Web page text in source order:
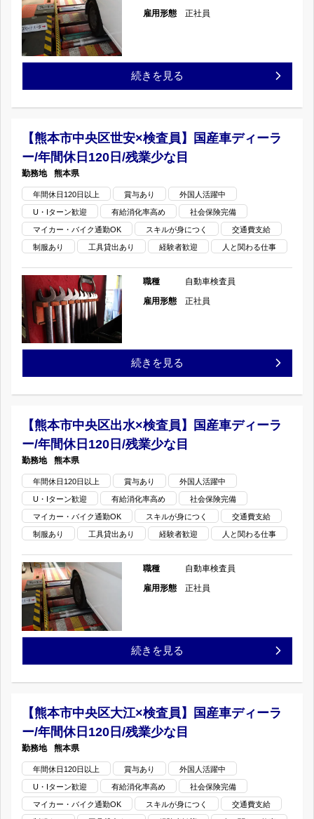
日/
残
少
目
検
国
車
デ
ィ
ー/
年
休
120
目
の
雇用形態
正社員
【八
市
本
野
町
×
検
国
デ
ー
ラ
ー/
休
日
日/
業
続きを見る
【熊本市中央区世安×検査員】国産車ディーラ
ー/年間休日120日/残業少な目
熊本県
年間休日120日以上 賞与あり 外国人活躍中
U・Iターン歓迎 有給消化率高め 社会保険完備
マイカー・バイク通勤OK スキルが身につく 交通費支給
制服あり 工具貸出あり 経験者歓迎 人と関わる仕事
職種
自動車検査員
雇用形態
正社員
【熊
市
中
央
区
世
安
査
産
デ
ィ
続きを見る
【熊本市中央区出水×検査員】国産車ディーラ
ー/年間休日120日/残業少な目
熊本県
年間休日120日以上 賞与あり 外国人活躍中
U・Iターン歓迎 有給消化率高め 社会保険完備
マイカー・バイク通勤OK スキルが身につく 交通費支給
制服あり 工具貸出あり 経験者歓迎 人と関わる仕事
職種
自動車検査員
雇用形態
正社員
【熊
市
中
央
区
続きを見る
【熊本市中央区大江×検査員】国産車ディーラ
ー/年間休日120日/残業少な目
熊本県
年間休日120日以上 賞与あり 外国人活躍中
U・Iターン歓迎 有給消化率高め 社会保険完備
マイカー・バイク通勤OK スキルが身につく 交通費支給